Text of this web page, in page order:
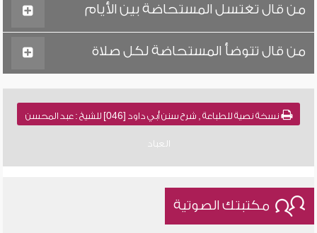
من قال تغتسل المستحاضة بين الأيام
من قال تتوضأ المستحاضة لكل صلاة
نسخة نصية للطباعة , شرح سنن أبي داود [046] للشيخ : عبد المحسن
العباد
مكتبتك الصوتية